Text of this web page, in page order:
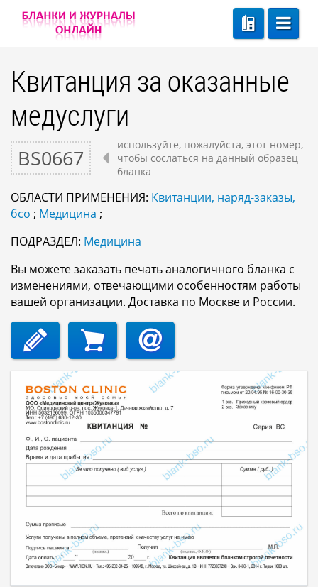
Квитанция за оказанные
медуслуги
BS0667
используйте, пожалуйста, этот номер,
чтобы сослаться на данный образец
бланка
ОБЛАСТИ ПРИМЕНЕНИЯ: Квитанции, наряд-заказы,
бсо ; Медицина ;
ПОДРАЗДЕЛ: Медицина
Вы можете заказать печать аналогичного бланка с
изменениями, отвечающими особенностям работы
вашей организации. Доставка по Москве и России.